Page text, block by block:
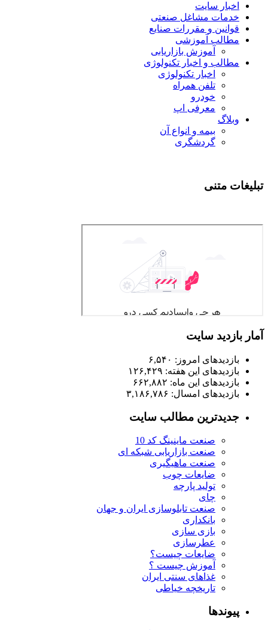
اخبار سایت
خدمات مشاغل صنعتی
قوانین و مقررات صنایع
مطالب آموزشی
آموزش بازاریابی
مطالب و اخبار تکنولوژی
اخبار تکنولوژی
تلفن همراه
خودرو
معرفی اپ
وبلاگ
بیمه و انواع آن
گردشگری
تبلیغات متنی
آمار بازدید سایت
بازدیدهای امروز: ۶,۵۴۰
بازدیدهای این هفته: ۱۲۶,۴۲۹
بازدیدهای این ماه: ۶۶۲,۸۸۲
بازدیدهای امسال: ۳,۱۸۶,۷۸۶
جدیدترین مطالب سایت
صنعت ماینینگ کد 10
صنعت بازاریابی شبکه ای
صنعت ماهیگیری
ضایعات چوب
تولید پارچه
چای
صنعت تابلوسازی ایران و جهان
بانکداری
بازی سازی
عطرسازی
ضایعات چیست؟
آموزش چیست ؟
غذاهای سنتی ایران
تاریخچه خیاطی
پیوندها